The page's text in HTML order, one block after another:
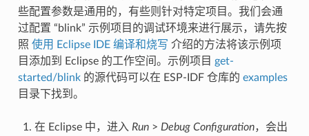
些配置参数是通用的，有些则针对特定项目。我们会通
过配置 “blink” 示例项目的调试环境来进行展示，请先按
照 使用 Eclipse IDE 编译和烧写 介绍的方法将该示例项
目添加到 Eclipse 的工作空间。示例项目 get-
started/blink的源代码可以在 ESP-IDF 仓库的 examples
目录下找到。
在 Eclipse 中，进入 Run> Debug Configuration，会出